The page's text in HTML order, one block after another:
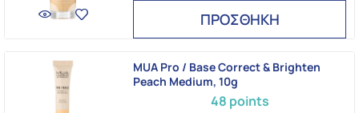
ΠΡΟΣΘΗΚΗ
48 points
MUA Pro / Base Correct & Brighten
Peach Medium, 10g